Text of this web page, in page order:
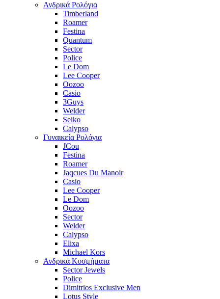
Ανδρικά Ρολόγια
Timberland
Roamer
Festina
Quantum
Sector
Police
Le Dom
Lee Cooper
Oozoo
Casio
3Guys
Welder
Seiko
Calypso
Γυναικεία Ρολόγια
JCou
Festina
Roamer
Jaqcues Du Manoir
Casio
Lee Cooper
Le Dom
Oozoo
Sector
Welder
Calypso
Elixa
Michael Kors
Ανδρικά Κοσμήματα
Sector Jewels
Police
Dimitrios Exclusive Men
Lotus Style